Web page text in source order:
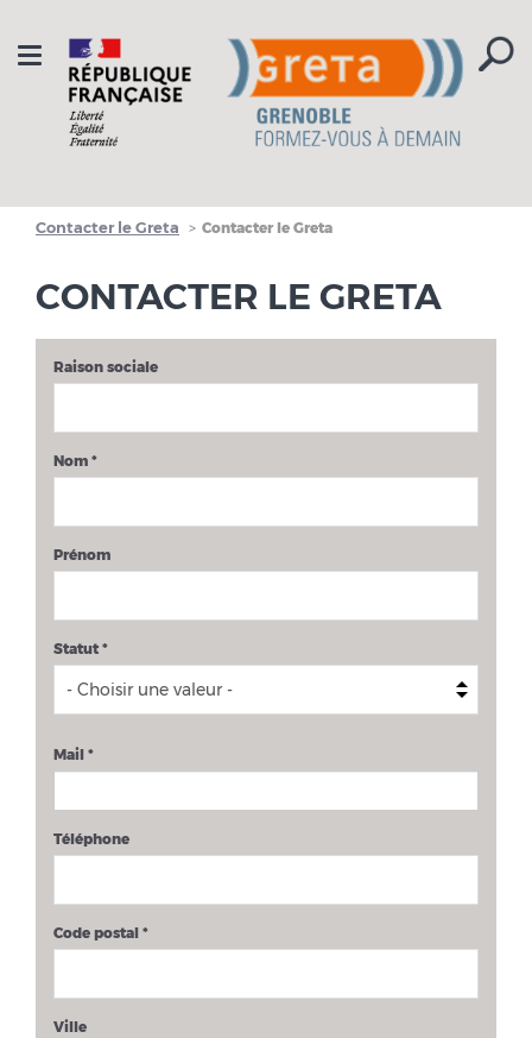
Toggle
navigation
Contacter le Greta Contacter le Greta
CONTACTER LE GRETA
Raison sociale
Nom *
Prénom
Statut *
Mail *
Téléphone
Code postal *
Ville